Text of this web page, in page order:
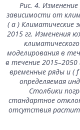
Рис. 4.
зависимости от
( а ) Климатические
2015 гг. Изменения
моделирования в
в течение
временные ряды и (
определяемая
Столбики
стандартное
отсутствия